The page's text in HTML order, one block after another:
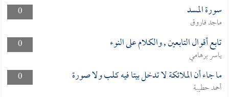
0
سورة المسد
ماجد فاروق
0
تابع أقوال التابعين , والكلام على النوء
ياسر برهامي
0
ما جاء أن الملائكة لا تدخل بيتا فيه كلب ولا صورة
أحمد حطيبة